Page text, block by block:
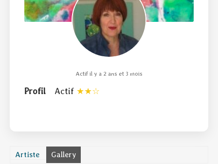
Actif il y a 2 ans et 3 mois
Profil Actif
Artiste Gallery